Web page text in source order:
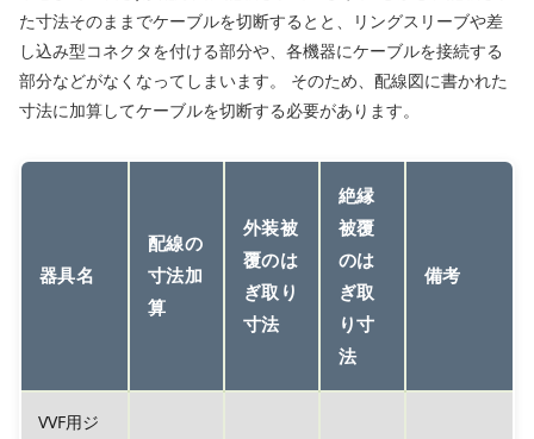
た寸法そのままでケーブルを切断するとと、リングスリーブや差
し込み型コネクタを付ける部分や、各機器にケーブルを接続する
部分などがなくなってしまいます。 そのため、配線図に書かれた
寸法に加算してケーブルを切断する必要があります。
器具名
配線の
寸法加
算
外装被
覆のは
ぎ取り
寸法
絶縁
被覆
のは
ぎ取
り寸
法
備考
VVF用ジ